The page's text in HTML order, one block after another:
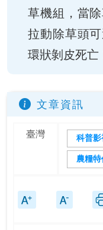
草機組，當
拉動除草頭
環狀剝皮死亡
文章資訊
臺灣 科普影
農糧特